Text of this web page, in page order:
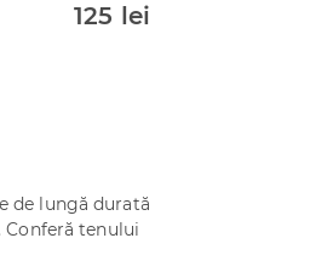
125 lei
de lungă durată
tenului